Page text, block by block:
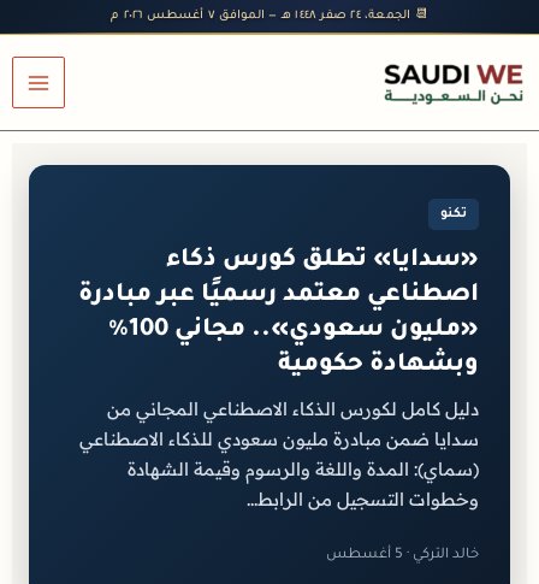
📆 الجمعة، ٢٤ صفر ١٤٤٨ هـ — الموافق ٧ أغسطس ٢٠٢٦ م
المحتوى
تكنو
«سدايا» تطلق كورس ذكاء
اصطناعي معتمد رسميًا عبر مبادرة
«مليون سعودي».. مجاني 100%
وبشهادة حكومية
دليل كامل لكورس الذكاء الاصطناعي المجاني من
سدايا ضمن مبادرة مليون سعودي للذكاء الاصطناعي
(سماي): المدة واللغة والرسوم وقيمة الشهادة
وخطوات التسجيل من الرابط...
خالد التركي · 5 أغسطس